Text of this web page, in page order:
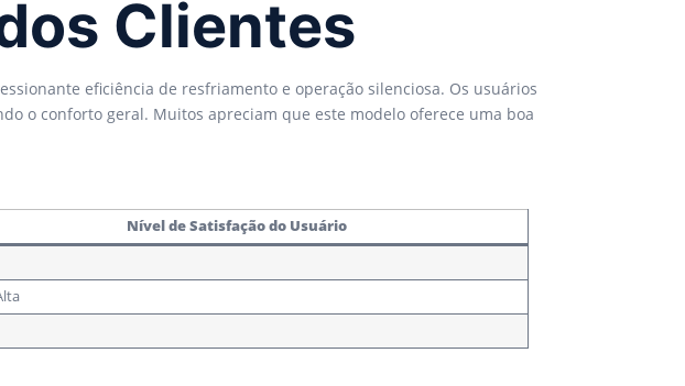
Clientes
eficiência de resfriamento e operação silenciosa. Os usuários
o conforto geral. Muitos apreciam que este modelo oferece uma boa
Nível de Satisfação do Usuário